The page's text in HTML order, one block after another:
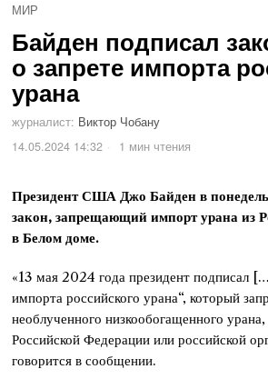
МИР
Байден подписал
о запрете импорта
урана
журналист: Виктор Чобану
14.05.2024 14:32
1 мин чтения
Президент США Джо Байден в
закон, запрещающий импорт урана из
в Белом доме.
«13 мая 2024 года президент подписал
импорта российского урана“, который
необлученного низкообогащенного
Российской Федерации или российской
говорится в сообщении.